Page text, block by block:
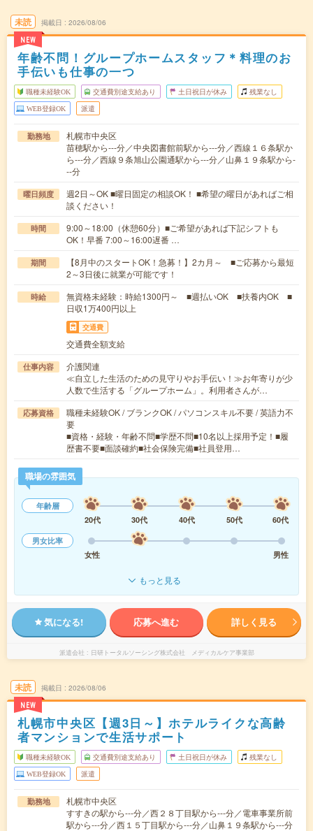
未読
NEW
掲載日 2026/08/06
年齢不問！グループホームスタッフ＊料理のお
手伝いも仕事の一つ
職種未経験OK 交通費別途支給あり 土日祝日が休み 残業なし
WEB登録OK 派遣
勤務地
札幌市中央区
苗穂駅から---分／中央図書館前駅から---分／西線１６条駅か
ら---分／西線９条旭山公園通駅から---分／山鼻１９条駅から-
--分
曜日頻度
週2日～OK ■曜日固定の相談OK！ ■希望の曜日があればご相
談ください！
時間
9:00～18:00（休憩60分）■ご希望があれば下記シフトも
OK！早番 7:00～16:00遅番 …
期間
【8月中のスタートOK！急募！】2カ月～ ■ご応募から最短
2～3日後に就業が可能です！
時給
無資格未経験：時給1300円～ ■週払いOK ■扶養内OK ■
日収1万400円以上
交通費
交通費全額支給
仕事内容
介護関連
≪自立した生活のための見守りやお手伝い！≫お年寄りが少
人数で生活する「グループホーム」。利用者さんが…
応募資格
職種未経験OK / ブランクOK / パソコンスキル不要 / 英語力不
要
■資格・経験・年齢不問■学歴不問■10名以上採用予定！■履
歴書不要■面談確約■社会保険完備■社員登用…
職場の雰囲気
年齢層
20代
30代 40代 50代
60代
男女比率
女性
男性
もっと見る
気になる! 応募へ進む 詳しく見る
派遣会社 日研トータルソーシング株式会社 メディカルケア事業部
未読
NEW
掲載日 2026/08/06
札幌市中央区【週3日～】ホテルライクな高齢
者マンションで生活サポート
職種未経験OK 交通費別途支給あり 土日祝日が休み 残業なし
WEB登録OK 派遣
勤務地
札幌市中央区
すすきの駅から---分／西２８丁目駅から---分／電車事業所前
駅から---分／西１５丁目駅から---分／山鼻１９条駅から---分